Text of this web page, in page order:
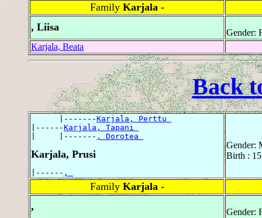
Family Karjala -
, Liisa
Gender:
Karjala, Beata
Back
      |-------
Karjala, Perttu
|------Karjala, Tapani
|     |------- , Dorotea
Karjala, Prusi
|------ ,
Gender:
Birth :
Family Karjala -
,
Gender: